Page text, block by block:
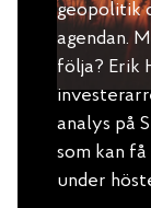
geopolitik
agendan.
följa? Erik
analys på
som kan
under